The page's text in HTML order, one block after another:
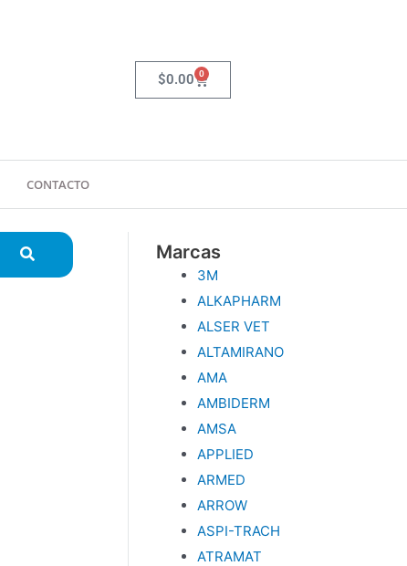
$0.00 0
Carrito
CONTACTO
Marcas
3M
ALKAPHARM
ALSER VET
ALTAMIRANO
AMA
AMBIDERM
AMSA
APPLIED
ARMED
ARROW
ASPI-TRACH
ATRAMAT